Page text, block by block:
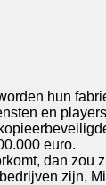
hun
en
euro.
dan zou
zijn,